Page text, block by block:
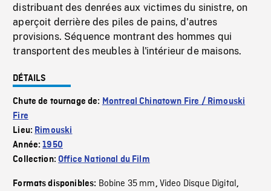
distribuant des denrées aux victimes du sinistre, on
aperçoit derrière des piles de pains, d'autres
provisions. Séquence montrant des hommes qui
transportent des meubles à l'intérieur de maisons.
DÉTAILS
Chute de tournage de: Montreal Chinatown Fire / Rimouski
Fire
Lieu: Rimouski
Année:1950
Collection:Office National du Film
Formats disponibles: Bobine 35 mm, Video Disque Digital,